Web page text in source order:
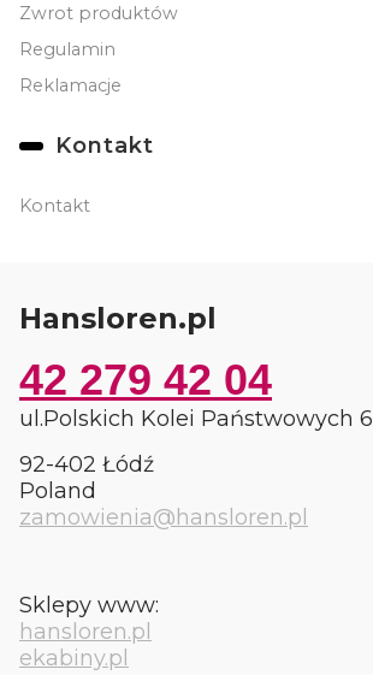
Zwrot produktów
Regulamin
Reklamacje
Kontakt
Kontakt
Hansloren.pl
42 279 42 04
ul.Polskich Kolei Państwowych 6
92-402 Łódź
Poland
zamowienia@hansloren.pl
Sklepy www:
hansloren.pl
ekabiny.pl